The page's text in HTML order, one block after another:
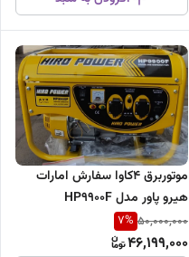
موتوربرق 4کاوا سفارش امارات
هیرو پاور مدل HP9900F
50,000,000
7%
46,199,000